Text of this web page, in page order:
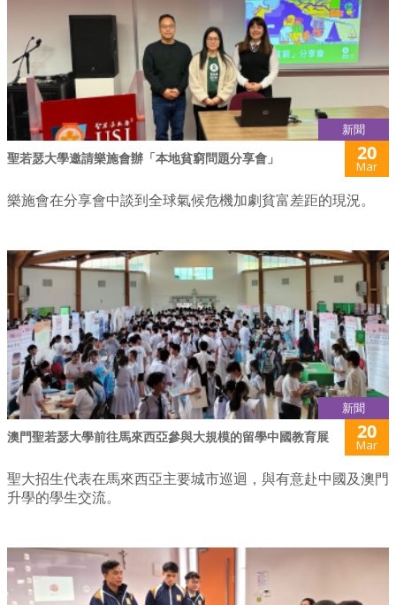
新聞
聖若瑟大學邀請樂施會辦「本地貧窮問題分享會」 20
Mar
樂施會在分享會中談到全球氣候危機加劇貧富差距的現況。
新聞
澳門聖若瑟大學前往馬來西亞參與大規模的留學中國教育展 20
Mar
聖大招生代表在馬來西亞主要城市巡迴，與有意赴中國及澳門
升學的學生交流。